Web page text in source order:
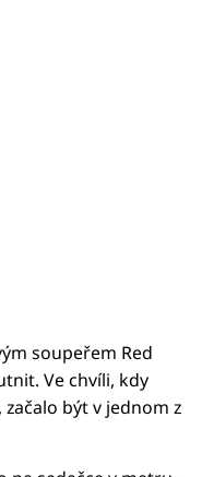
soupeřem Red
Ve chvíli, kdy
být v jednom z